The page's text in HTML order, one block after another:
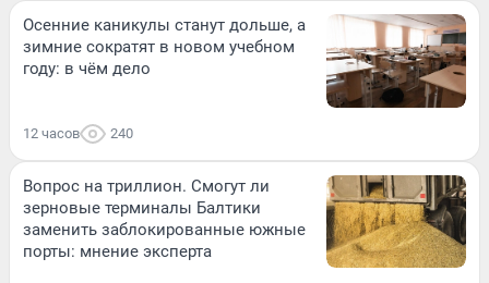
Осенние каникулы станут дольше, а
зимние сократят в новом учебном
году: в чём дело
12 часов 240
Вопрос на триллион. Смогут ли
зерновые терминалы Балтики
заменить заблокированные южные
порты: мнение эксперта